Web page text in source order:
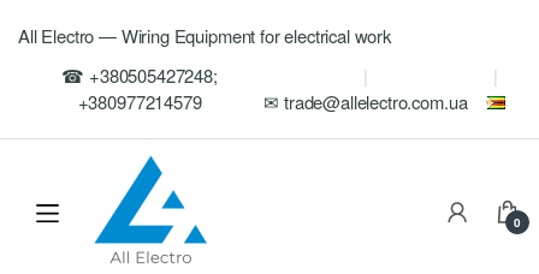
navigation
All Electro — Wiring Equipment for electrical work
☎ +380505427248;
+380977214579
✉ trade@allelectro.com.ua
0